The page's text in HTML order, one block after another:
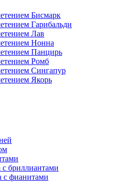
Бисмарк
Гарибальди
Лав
Нонна
Панцирь
Ромб
Сингапур
Якорь
с бриллиантами
с фианитами